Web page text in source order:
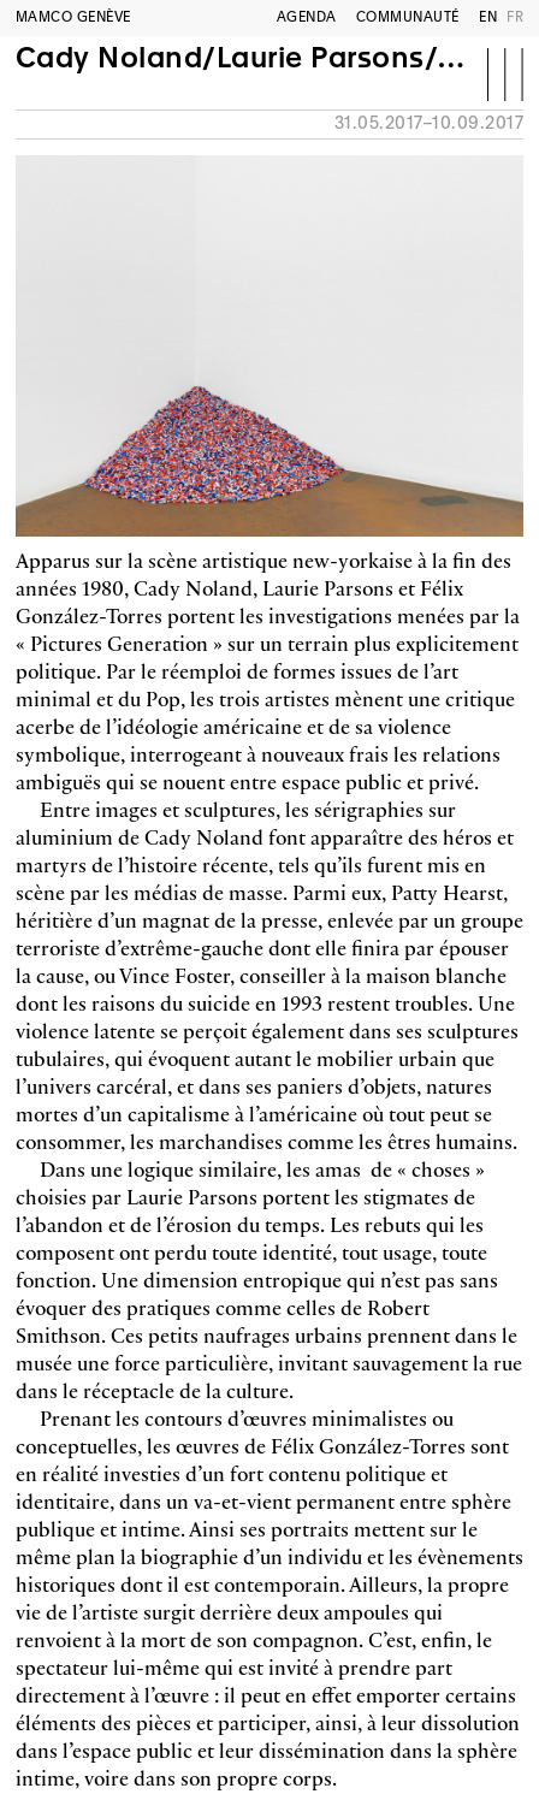
MAMCO GENÈVE AGENDA COMMUNAUTÉ EN FR
Cady Noland/Laurie Parsons/Félix González-Torres
31.05.2017–10.09.2017
Apparus sur la scène artistique new-yorkaise à la fin des
années 1980, Cady Noland, Laurie Parsons et Félix
González-Torres portent les investigations menées par la
« Pictures Generation » sur un terrain plus explicitement
politique. Par le réemploi de formes issues de l’art
minimal et du Pop, les trois artistes mènent une critique
acerbe de l’idéologie américaine et de sa violence
symbolique, interrogeant à nouveaux frais les relations
ambiguës qui se nouent entre espace public et privé.
Entre images et sculptures, les sérigraphies sur
aluminium de Cady Noland font apparaître des héros et
martyrs de l’histoire récente, tels qu’ils furent mis en
scène par les médias de masse. Parmi eux, Patty Hearst,
héritière d’un magnat de la presse, enlevée par un groupe
terroriste d’extrême-gauche dont elle finira par épouser
la cause, ou Vince Foster, conseiller à la maison blanche
dont les raisons du suicide en 1993 restent troubles. Une
violence latente se perçoit également dans ses sculptures
tubulaires, qui évoquent autant le mobilier urbain que
l’univers carcéral, et dans ses paniers d’objets, natures
mortes d’un capitalisme à l’américaine où tout peut se
consommer, les marchandises comme les êtres humains.
Dans une logique similaire, les amas de « choses »
choisies par Laurie Parsons portent les stigmates de
l’abandon et de l’érosion du temps. Les rebuts qui les
composent ont perdu toute identité, tout usage, toute
fonction. Une dimension entropique qui n’est pas sans
évoquer des pratiques comme celles de Robert
Smithson. Ces petits naufrages urbains prennent dans le
musée une force particulière, invitant sauvagement la rue
dans le réceptacle de la culture.
Prenant les contours d’œuvres minimalistes ou
conceptuelles, les œuvres de Félix González-Torres sont
en réalité investies d’un fort contenu politique et
identitaire, dans un va-et-vient permanent entre sphère
publique et intime. Ainsi ses portraits mettent sur le
même plan la biographie d’un individu et les évènements
historiques dont il est contemporain. Ailleurs, la propre
vie de l’artiste surgit derrière deux ampoules qui
renvoient à la mort de son compagnon. C’est, enfin, le
spectateur lui-même qui est invité à prendre part
directement à l’œuvre : il peut en effet emporter certains
éléments des pièces et participer, ainsi, à leur dissolution
dans l’espace public et leur dissémination dans la sphère
intime, voire dans son propre corps.